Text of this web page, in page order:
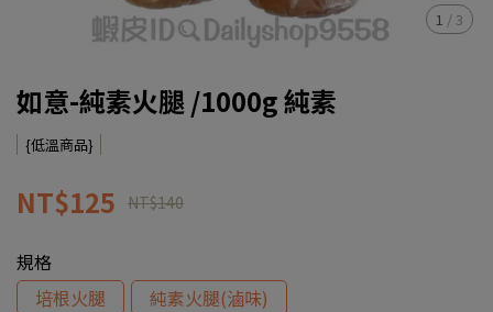
1 / 3
如意-純素火腿 /1000g 純素
{低溫商品}
NT$125 NT$140
規格
培根火腿
純素火腿(滷味)